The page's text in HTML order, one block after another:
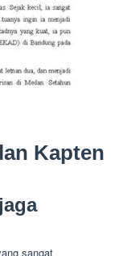
Kapten
sangat